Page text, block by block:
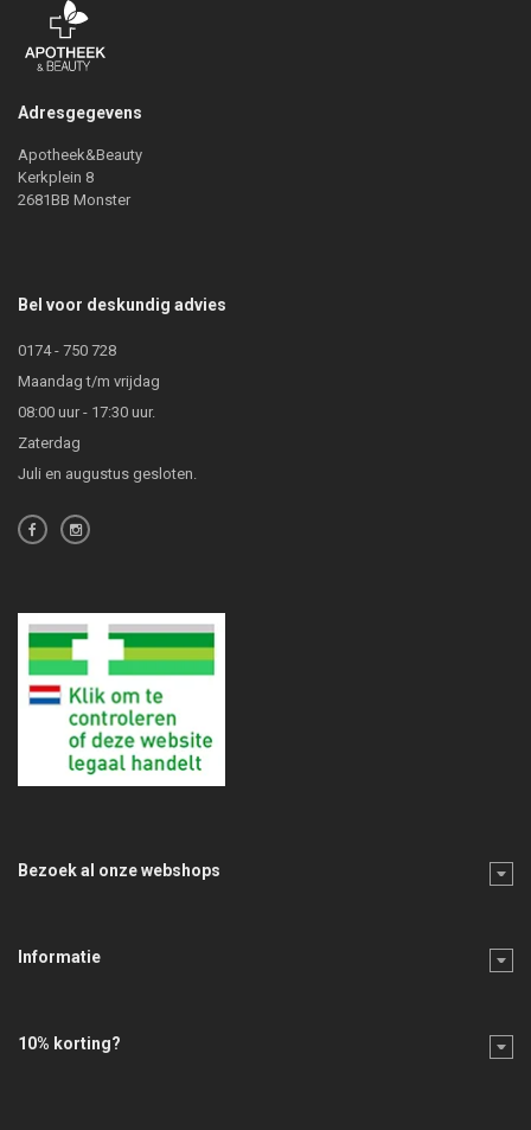
Adresgegevens
Apotheek&Beauty
Kerkplein 8
2681BB Monster
Bel voor deskundig advies
0174 - 750 728
Maandag t/m vrijdag
08:00 uur - 17:30 uur.
Zaterdag
Juli en augustus gesloten.
Bezoek al onze webshops
Informatie
10% korting?